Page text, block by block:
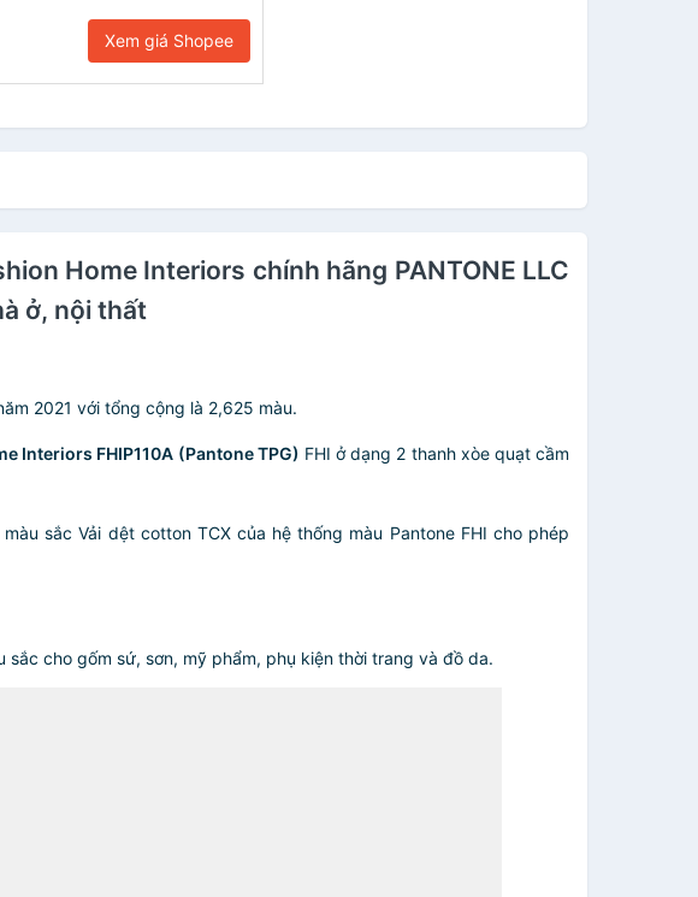
Xem giá Shopee
Home Interiors chính hãng PANTONE LLC
ở, nội thất
2021 với tổng cộng là 2,625 màu.
Interiors FHIP110A (Pantone TPG) FHI ở dạng 2 thanh xòe quạt cầm
sắc Vải dệt cotton TCX của hệ thống màu Pantone FHI cho phép
cho gốm sứ, sơn, mỹ phẩm, phụ kiện thời trang và đồ da.